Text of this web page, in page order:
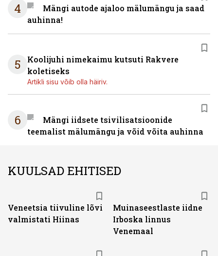
4
Mängi autode ajaloo mälumängu ja saad
auhinna!
5
Koolijuhi nimekaimu kutsuti Rakvere
koletiseks
Artikli sisu võib olla häiriv.
6
Mängi iidsete tsivilisatsioonide
teemalist mälumängu ja võid võita auhinna
KUULSAD EHITISED
Veneetsia tiivuline lõvi
valmistati Hiinas
Muinaseestlaste iidne
Irboska linnus
Venemaal